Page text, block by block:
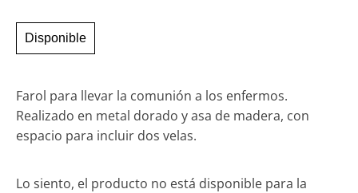
Disponible
Farol para llevar la comunión a los enfermos.
Realizado en metal dorado y asa de madera, con
espacio para incluir dos velas.
Lo siento, el producto no está disponible para la